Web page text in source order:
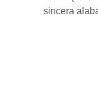
sincera